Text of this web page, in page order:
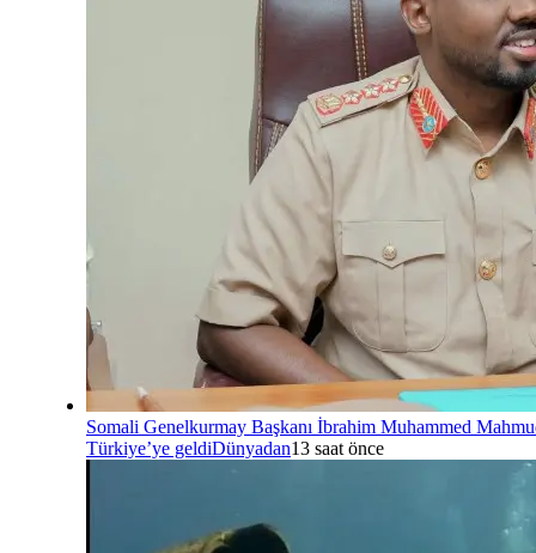
Somali Genelkurmay Başkanı İbrahim Muhammed
Türkiye’ye geldiDünyadan13 saat önce